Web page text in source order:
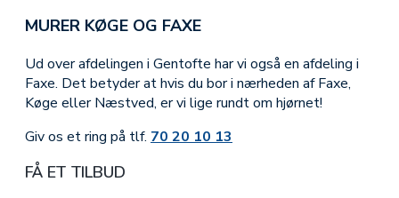
MURER KØGE OG FAXE
Ud over afdelingen i Gentofte har vi også en afdeling i
Faxe. Det betyder at hvis du bor i nærheden af Faxe,
Køge eller Næstved, er vi lige rundt om hjørnet!
Giv os et ring på tlf. 70 20 10 13
FÅ ET TILBUD